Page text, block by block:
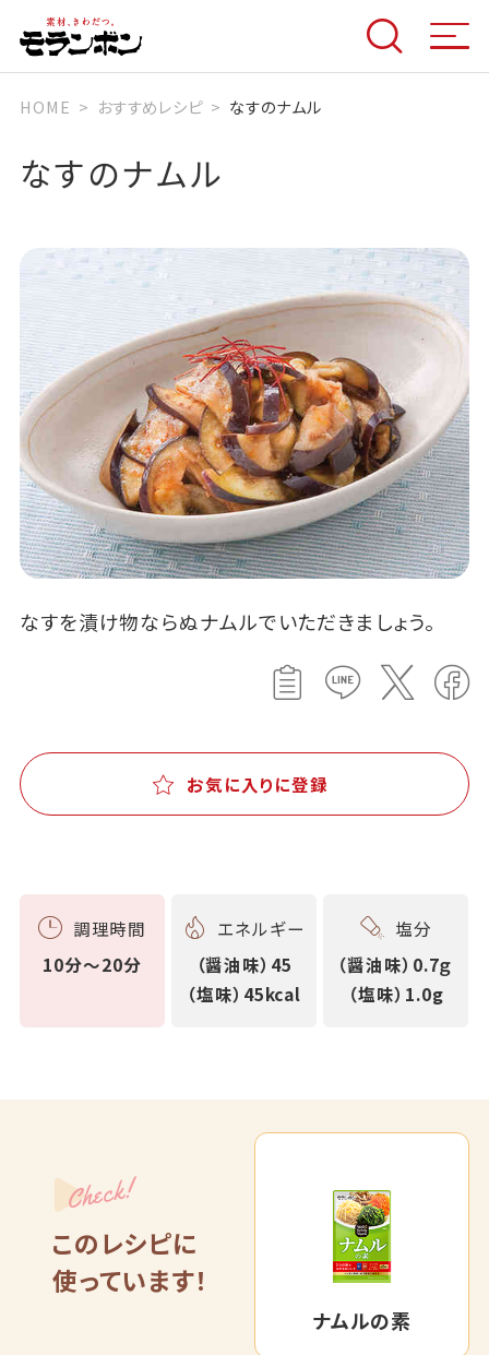
HOME おすすめレシピ なすのナムル
なすのナムル
なすを漬け物ならぬナムルでいただきましょう。
お気に入りに登録
調理時間
10分～20分
エネルギー
（醤油味）45
（塩味）45kcal
塩分
（醤油味）0.7ｇ
（塩味）1.0g
Check!
このレシピに
使っています！
ナムルの素